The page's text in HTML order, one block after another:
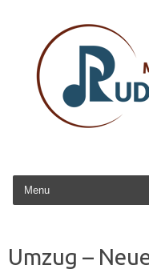
Zum Inhalt springen
Umzug –